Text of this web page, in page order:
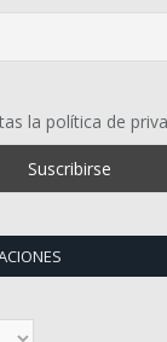
la política de